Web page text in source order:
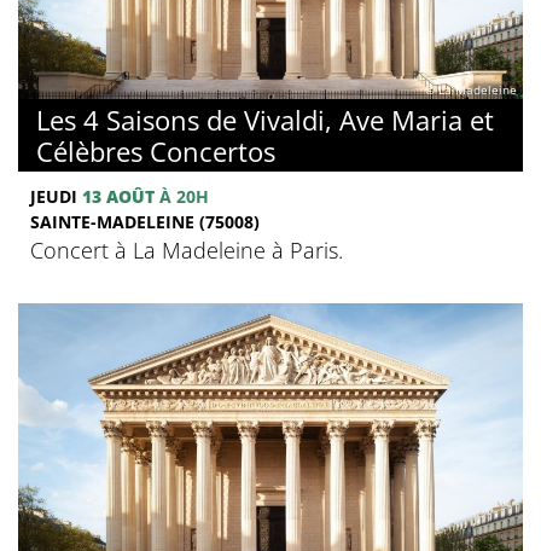
© La Madeleine
Les 4 Saisons de Vivaldi, Ave Maria et
Célèbres Concertos
JEUDI 13 AOÛT À 20H
SAINTE-MADELEINE (75008)
Concert à La Madeleine à Paris.